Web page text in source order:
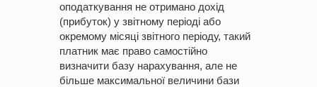
оподаткування не отримано дохід
(прибуток) у звітному періоді або
окремому місяці звітного періоду, такий
платник має право самостійно
визначити базу нарахування, але не
більше максимальної величини бази